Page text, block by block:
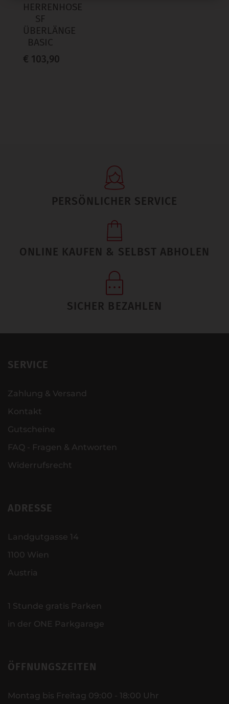
HERRENHOSE
SF
ÜBERLÄNGE
BASIC
€ 103,90
PERSÖNLICHER SERVICE
ONLINE KAUFEN & SELBST ABHOLEN
SICHER BEZAHLEN
SERVICE
Zahlung & Versand
Kontakt
Gutscheine
FAQ - Fragen & Antworten
Widerrufsrecht
ADRESSE
Landgutgasse 14
1100 Wien
Austria
1 Stunde gratis Parken
in der ONE Parkgarage
ÖFFNUNGSZEITEN
Montag bis Freitag 09:00 - 18:00 Uhr